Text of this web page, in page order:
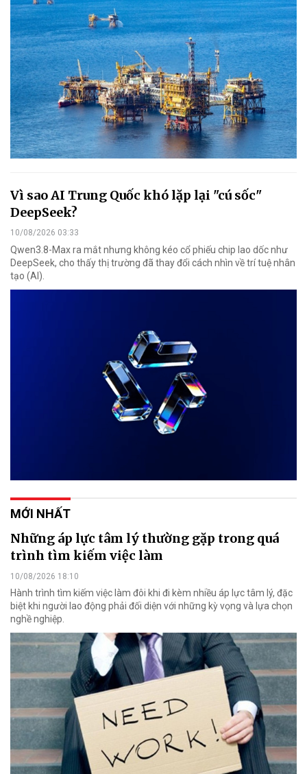
Vì sao AI Trung Quốc khó lặp lại "cú sốc"
DeepSeek?
10/08/2026 03:33
Qwen3.8-Max ra mắt nhưng không kéo cổ phiếu chip lao dốc như
DeepSeek, cho thấy thị trường đã thay đổi cách nhìn về trí tuệ nhân
tạo (AI).
MỚI NHẤT
Những áp lực tâm lý thường gặp trong quá
trình tìm kiếm việc làm
10/08/2026 18:10
Hành trình tìm kiếm việc làm đôi khi đi kèm nhiều áp lực tâm lý, đặc
biệt khi người lao động phải đối diện với những kỳ vọng và lựa chọn
nghề nghiệp.